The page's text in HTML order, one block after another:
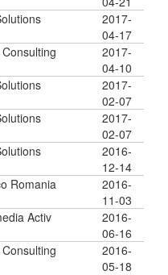
2017-
04-17
2017-
04-10
2017-
02-07
2017-
02-07
2016-
12-14
Romania
2016-
11-03
Activ
2016-
06-16
2016-
05-18